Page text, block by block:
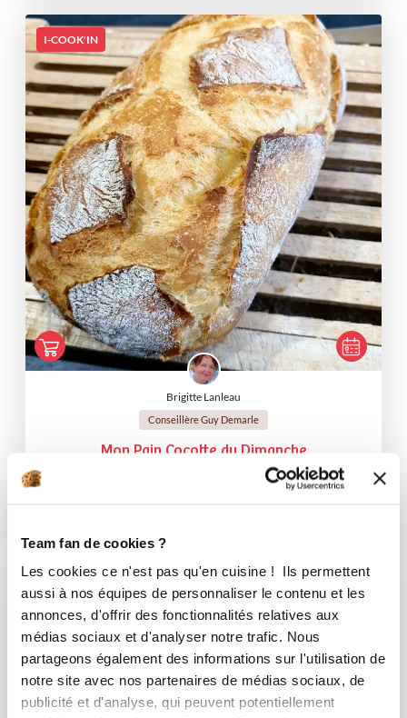
Team fan de cookies ?
Les cookies ce n'est pas qu'en cuisine ! Ils permettent
aussi à nos équipes de personnaliser le contenu et les
annonces, d'offrir des fonctionnalités relatives aux
médias sociaux et d'analyser notre trafic. Nous
partageons également des informations sur l'utilisation de
notre site avec nos partenaires de médias sociaux, de
publicité et d'analyse, qui peuvent potentiellement
I-COOK'IN
Brigitte Lanleau
Conseillère Guy Demarle
Mon Pain Cocotte du Dimanche
I-COOK'IN